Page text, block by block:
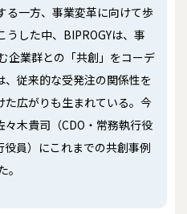
る一方、事業変革に向けて歩
した中、BIPROGYは、事
企業群との「共創」をコーデ
従来的な受発注の関係性を
広がりも生まれている。今
木貴司（CDO・常務執行役
員）にこれまでの共創事例